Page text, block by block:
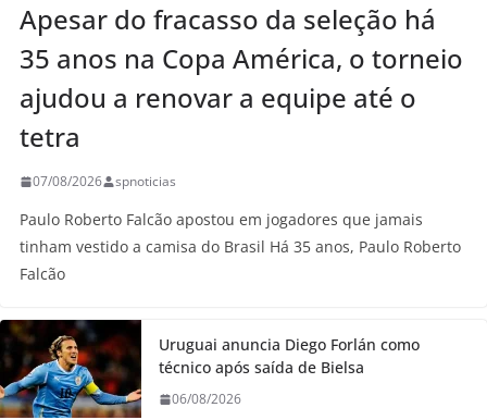
Apesar do fracasso da seleção há
35 anos na Copa América, o torneio
ajudou a renovar a equipe até o
tetra
07/08/2026 spnoticias
Paulo Roberto Falcão apostou em jogadores que jamais
tinham vestido a camisa do Brasil Há 35 anos, Paulo Roberto
Falcão
Uruguai anuncia Diego Forlán como
técnico após saída de Bielsa
06/08/2026